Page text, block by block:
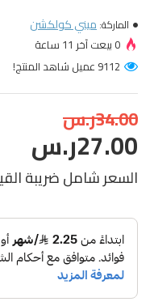
السعر شامل ضريبة
27.00ر.س
34.00ر.س
الماركة:ميني كولكشن
0 بيعت آخر 11 ساعة
9112 عميل شاهد المنتج!